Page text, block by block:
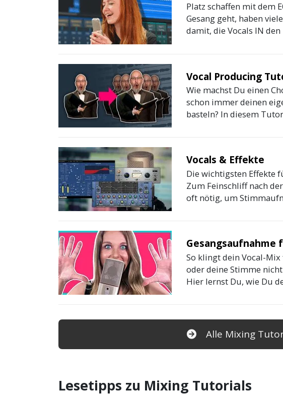
Platz schaffen mit dem
Gesang geht, haben
damit, die Vocals IN den
Vocal Producing
Wie machst Du einen
schon immer deinen
basteln? In diesem
Vocals & Effekte
Die wichtigsten Effekte
Zum Feinschliff nach
oft nötig, um
Gesangsaufnahme
So klingt dein Vocal-
oder deine Stimme
Hier lernst Du, wie Du
Alle Mixing
Lesetipps zu Mixing Tutorials